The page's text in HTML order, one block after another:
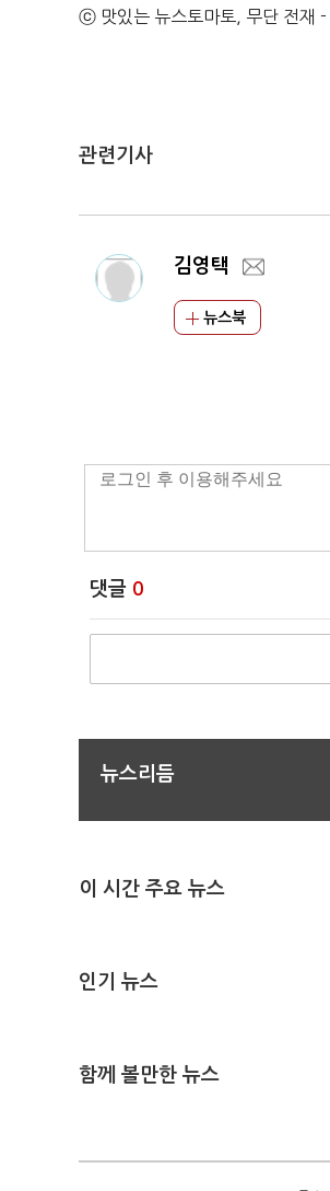
ⓒ 맛있는 뉴스토마토, 무단 전재 -
관련기사
김영택
뉴스북
댓글 0
뉴스리듬
이 시간 주요 뉴스
인기 뉴스
함께 볼만한 뉴스